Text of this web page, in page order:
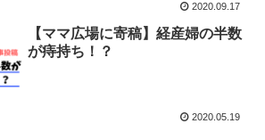
2020.09.17
【ママ広場に寄稿】経産婦の半数
が痔持ち！？
2020.05.19